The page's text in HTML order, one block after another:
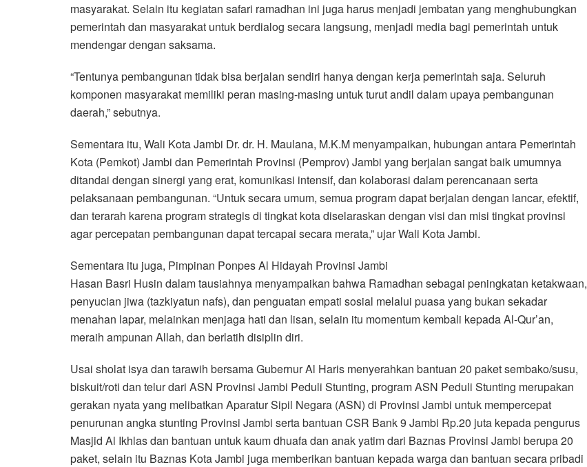
masyarakat. Selain itu kegiatan safari ramadhan ini juga harus menjadi jembatan yang menghubungkan
pemerintah dan masyarakat untuk berdialog secara langsung, menjadi media bagi pemerintah untuk
mendengar dengan saksama.
“Tentunya pembangunan tidak bisa berjalan sendiri hanya dengan kerja pemerintah saja. Seluruh
komponen masyarakat memiliki peran masing-masing untuk turut andil dalam upaya pembangunan
daerah,” sebutnya.
Sementara itu, Wali Kota Jambi Dr. dr. H. Maulana, M.K.M menyampaikan, hubungan antara Pemerintah
Kota (Pemkot) Jambi dan Pemerintah Provinsi (Pemprov) Jambi yang berjalan sangat baik umumnya
ditandai dengan sinergi yang erat, komunikasi intensif, dan kolaborasi dalam perencanaan serta
pelaksanaan pembangunan. “Untuk secara umum, semua program dapat berjalan dengan lancar, efektif,
dan terarah karena program strategis di tingkat kota diselaraskan dengan visi dan misi tingkat provinsi
agar percepatan pembangunan dapat tercapai secara merata,” ujar Wali Kota Jambi.
Sementara itu juga, Pimpinan Ponpes Al Hidayah Provinsi Jambi
Hasan Basri Husin dalam tausiahnya menyampaikan bahwa Ramadhan sebagai peningkatan ketakwaan,
penyucian jiwa (tazkiyatun nafs), dan penguatan empati sosial melalui puasa yang bukan sekadar
menahan lapar, melainkan menjaga hati dan lisan, selain itu momentum kembali kepada Al-Qur’an,
meraih ampunan Allah, dan berlatih disiplin diri.
Usai sholat isya dan tarawih bersama Gubernur Al Haris menyerahkan bantuan 20 paket sembako/susu,
biskuit/roti dan telur dari ASN Provinsi Jambi Peduli Stunting, program ASN Peduli Stunting merupakan
gerakan nyata yang melibatkan Aparatur Sipil Negara (ASN) di Provinsi Jambi untuk mempercepat
penurunan angka stunting Provinsi Jambi serta bantuan CSR Bank 9 Jambi Rp.20 juta kepada pengurus
Masjid Al Ikhlas dan bantuan untuk kaum dhuafa dan anak yatim dari Baznas Provinsi Jambi berupa 20
paket, selain itu Baznas Kota Jambi juga memberikan bantuan kepada warga dan bantuan secara pribadi